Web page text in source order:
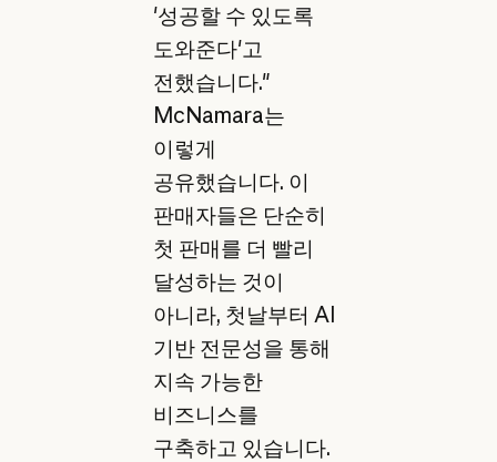
'성공할 수 있도록
도와준다'고
전했습니다."
McNamara는
이렇게
공유했습니다. 이
판매자들은 단순히
첫 판매를 더 빨리
달성하는 것이
아니라, 첫날부터 AI
기반 전문성을 통해
지속 가능한
비즈니스를
구축하고 있습니다.